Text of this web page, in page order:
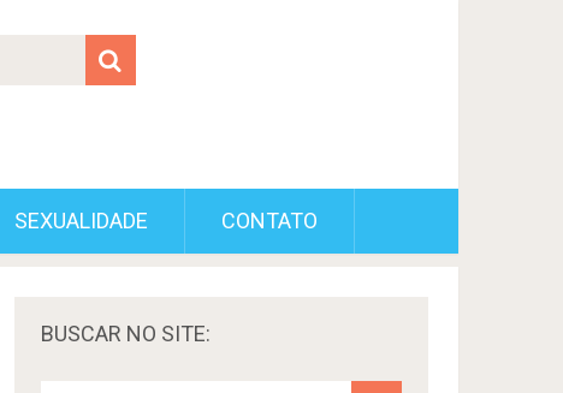
SEXUALIDADE CONTATO
BUSCAR NO SITE: